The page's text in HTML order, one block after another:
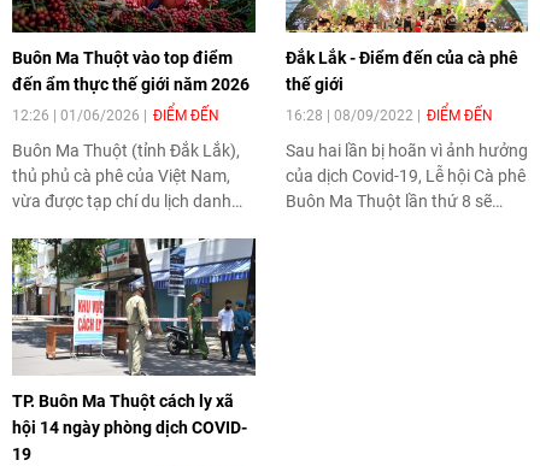
Buôn Ma Thuột vào top điểm
đến ẩm thực thế giới năm 2026
12:26 | 01/06/2026 ĐIỂM ĐẾN
Buôn Ma Thuột (tỉnh Đắk Lắk),
thủ phủ cà phê của Việt Nam,
vừa được tạp chí du lịch danh
danh trong danh sách "Best of
the World 2026", hạng mục
những điểm đến ẩm thực đáng
trải nghiệm nhất thế giới. Sự ghi
nhận này mở ra cơ hội để Đắk
Lắk quảng bá văn hóa cà phê,
ẩm thực bản địa và nâng tầm
thương hiệu du lịch trên trường
quốc tế.
Đắk Lắk - Điểm đến của cà phê
thế giới
16:28 | 08/09/2022 ĐIỂM ĐẾN
Sau hai lần bị hoãn vì ảnh hưởng
của dịch Covid-19, Lễ hội Cà phê
Buôn Ma Thuột lần thứ 8 sẽ
TP. Buôn Ma Thuột cách ly xã
hội 14 ngày phòng dịch COVID-
19